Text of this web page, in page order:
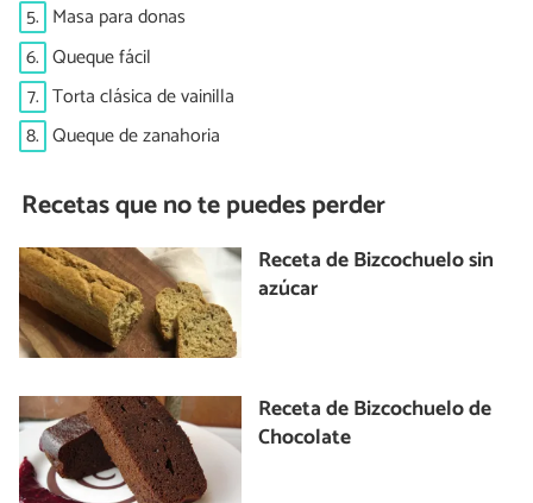
5. Masa para donas
6. Queque fácil
7. Torta clásica de vainilla
8. Queque de zanahoria
Recetas que no te puedes perder
Receta de Bizcochuelo sin
azúcar
Receta de Bizcochuelo de
Chocolate